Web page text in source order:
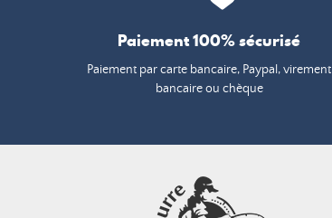
Paiement 100% sécurisé
Paiement par carte bancaire, Paypal, virement
bancaire ou chèque